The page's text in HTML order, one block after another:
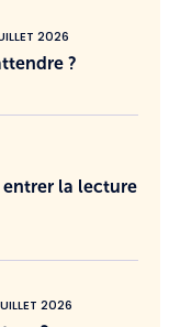
2026
?
entrer la lecture
2026